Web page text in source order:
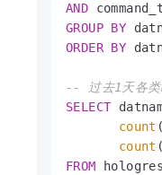
AND
GROUP BY
ORDER BY
-- 过去1天各类
SELECT
count (
count (
FROM